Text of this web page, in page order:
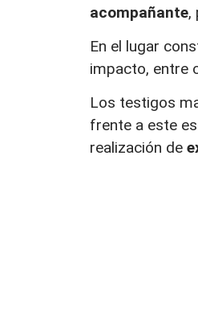
acompañante,
En el lugar
impacto, entre
Los testigos
frente a este
realización de